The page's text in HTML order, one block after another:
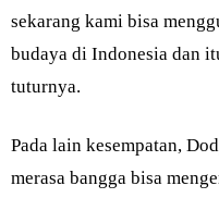
sekarang kami bisa
budaya di Indonesia dan
tuturnya.
Pada lain kesempatan,
merasa bangga bisa